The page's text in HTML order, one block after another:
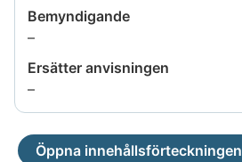
Bemyndigande
–Uppgiften
inte
Ersätter anvisningen
–Uppgiften
är
inte
tillgänglig
Öppna innehållsförteckningen